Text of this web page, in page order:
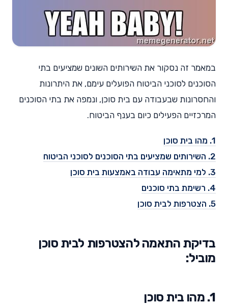
במאמר זה נסקור את השירותים השונים שמציעים בתי
הסוכנים לסוכני הביטוח הפועלים עימם, את היתרונות
והחסרונות שבעבודה עם בית סוכן, ונמפה את בתי הסוכנים
המרכזיים הפעילים כיום בענף הביטוח.
1. מהו בית סוכן
2. השירותים שמציעים בתי הסוכנים לסוכני הביטוח
3. למי מתאימה עבודה באמצעות בית סוכן
4. רשימת בתי סוכנים
5. הצטרפות לבית סוכן
בדיקת התאמה להצטרפות לבית סוכן
מוביל:
1. מהו בית סוכן